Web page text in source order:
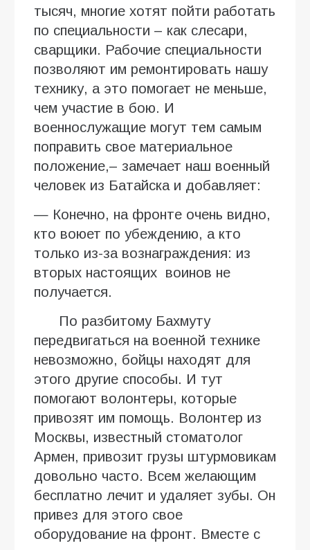
тысяч, многие хотят пойти работать
по специальности – как слесари,
сварщики. Рабочие специальности
позволяют им ремонтировать нашу
технику, а это помогает не меньше,
чем участие в бою. И
военнослужащие могут тем самым
поправить свое материальное
положение,– замечает наш военный
человек из Батайска и добавляет:
— Конечно, на фронте очень видно,
кто воюет по убеждению, а кто
только из-за вознаграждения: из
вторых настоящих воинов не
получается.
По разбитому Бахмуту
передвигаться на военной технике
невозможно, бойцы находят для
этого другие способы. И тут
помогают волонтеры, которые
привозят им помощь. Волонтер из
Москвы, известный стоматолог
Армен, привозит грузы штурмовикам
довольно часто. Всем желающим
бесплатно лечит и удаляет зубы. Он
привез для этого свое
оборудование на фронт. Вместе с